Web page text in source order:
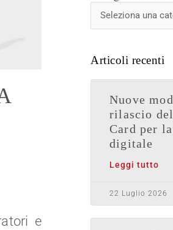
e
News
Articoli recenti
Nuove
rilascio
Card per
digitale
Leggi tutto
22 Luglio 2026